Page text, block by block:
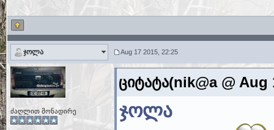
ჯოლა Aug 17 2015, 22:25
ძაღლით მონადირე
ციტატა(nik@a @ Aug
ჯოლა